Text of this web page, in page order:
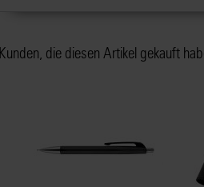
Kunden, die diesen Artikel gekauft